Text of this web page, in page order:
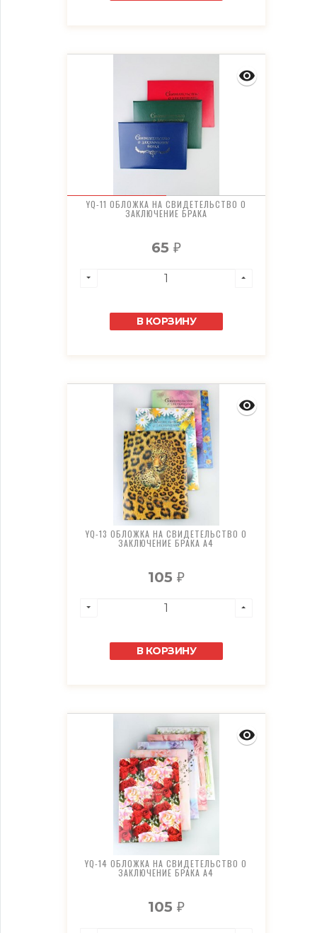
YQ-11 ОБЛОЖКА НА СВИДЕТЕЛЬСТВО О
ЗАКЛЮЧЕНИЕ БРАКА
65 ₽
В КОРЗИНУ
YQ-13 ОБЛОЖКА НА СВИДЕТЕЛЬСТВО О
ЗАКЛЮЧЕНИЕ БРАКА А4
105 ₽
В КОРЗИНУ
YQ-14 ОБЛОЖКА НА СВИДЕТЕЛЬСТВО О
ЗАКЛЮЧЕНИЕ БРАКА А4
105 ₽